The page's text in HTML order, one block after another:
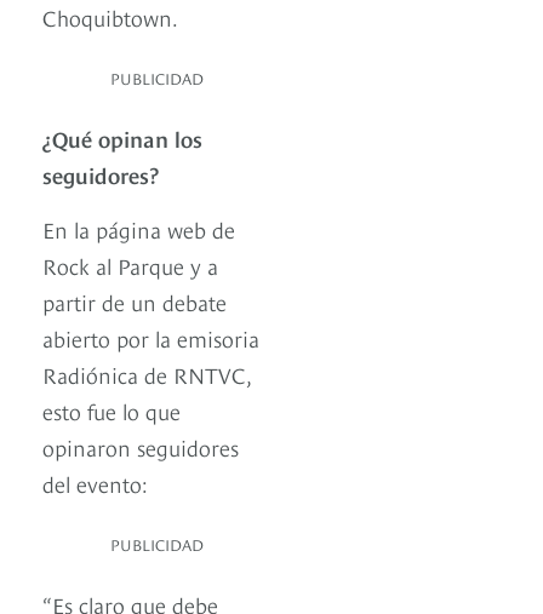
Choquibtown.
PUBLICIDAD
¿Qué opinan los
seguidores?
En la página web de
Rock al Parque y a
partir de un debate
abierto por la emisoria
Radiónica de RNTVC,
esto fue lo que
opinaron seguidores
del evento:
PUBLICIDAD
“Es claro que debe